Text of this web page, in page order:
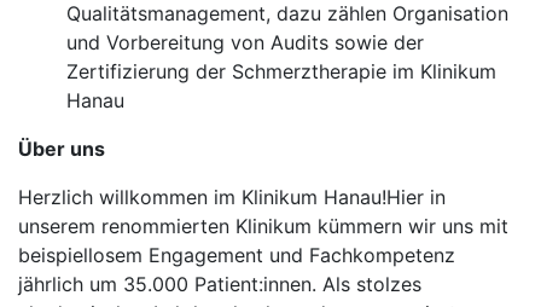
Qualitätsmanagement, dazu zählen Organisation
und Vorbereitung von Audits sowie der
Zertifizierung der Schmerztherapie im Klinikum
Hanau
Über uns
Herzlich willkommen im Klinikum Hanau!Hier in
unserem renommierten Klinikum kümmern wir uns mit
beispiellosem Engagement und Fachkompetenz
jährlich um 35.000 Patient:innen. Als stolzes